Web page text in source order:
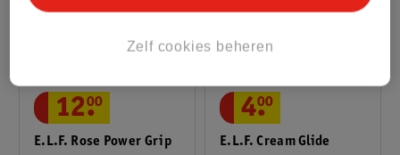
E.l.f. Rose Power Grip
12.
00
E.l.f. Cream Glide
4.
00
Zelf cookies beheren